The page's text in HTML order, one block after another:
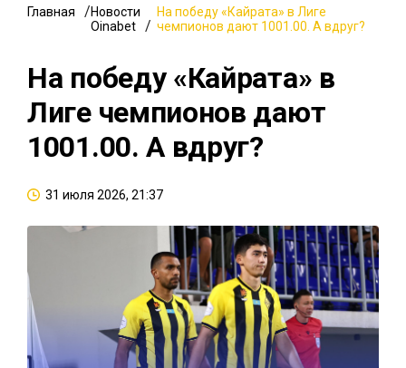
Главная
Новости
Oinabet
На победу «Кайрата» в Лиге
чемпионов дают 1001.00. А вдруг?
На победу «Кайрата» в
Лиге чемпионов дают
1001.00. А вдруг?
31 июля 2026, 21:37